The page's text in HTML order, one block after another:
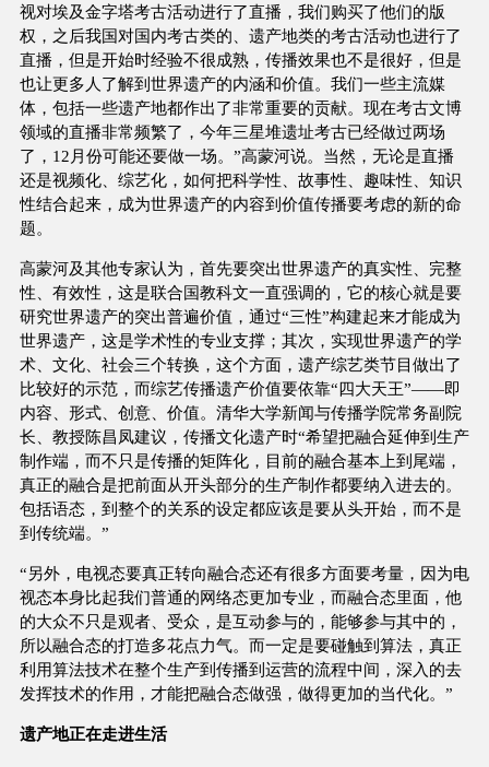
视对埃及金字塔考古活动进行了直播，我们购买了他们的版
权，之后我国对国内考古类的、遗产地类的考古活动也进行了
直播，但是开始时经验不很成熟，传播效果也不是很好，但是
也让更多人了解到世界遗产的内涵和价值。我们一些主流媒
体，包括一些遗产地都作出了非常重要的贡献。现在考古文博
领域的直播非常频繁了，今年三星堆遗址考古已经做过两场
了，12月份可能还要做一场。”高蒙河说。当然，无论是直播
还是视频化、综艺化，如何把科学性、故事性、趣味性、知识
性结合起来，成为世界遗产的内容到价值传播要考虑的新的命
题。
高蒙河及其他专家认为，首先要突出世界遗产的真实性、完整
性、有效性，这是联合国教科文一直强调的，它的核心就是要
研究世界遗产的突出普遍价值，通过“三性”构建起来才能成为
世界遗产，这是学术性的专业支撑；其次，实现世界遗产的学
术、文化、社会三个转换，这个方面，遗产综艺类节目做出了
比较好的示范，而综艺传播遗产价值要依靠“四大天王”——即
内容、形式、创意、价值。清华大学新闻与传播学院常务副院
长、教授陈昌凤建议，传播文化遗产时“希望把融合延伸到生产
制作端，而不只是传播的矩阵化，目前的融合基本上到尾端，
真正的融合是把前面从开头部分的生产制作都要纳入进去的。
包括语态，到整个的关系的设定都应该是要从头开始，而不是
到传统端。”
“另外，电视态要真正转向融合态还有很多方面要考量，因为电
视态本身比起我们普通的网络态更加专业，而融合态里面，他
的大众不只是观者、受众，是互动参与的，能够参与其中的，
所以融合态的打造多花点力气。而一定是要碰触到算法，真正
利用算法技术在整个生产到传播到运营的流程中间，深入的去
发挥技术的作用，才能把融合态做强，做得更加的当代化。”
遗产地正在走进生活